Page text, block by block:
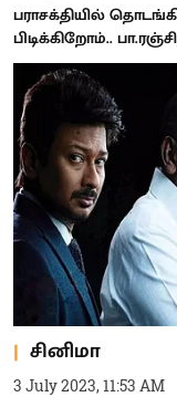
பராசக்தியில்
பிடிக்கிறோம்..
சினிமா
3 July 2023, 11:53 AM